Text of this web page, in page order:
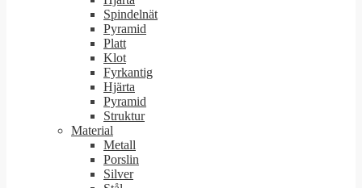
Spindelnät
Pyramid
Platt
Klot
Fyrkantig
Hjärta
Pyramid
Struktur
Material
Metall
Porslin
Silver